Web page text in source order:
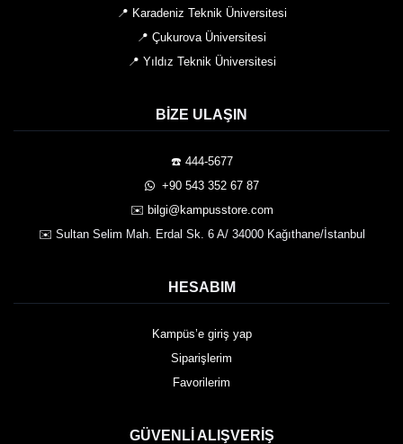
📍 Karadeniz Teknik Üniversitesi
📍 Çukurova Üniversitesi
📍 Yıldız Teknik Üniversitesi
BIZE ULAŞIN
☎️ 444-5677
️ +90 543 352 67 87
✉️ bilgi@kampusstore.com
✉️ Sultan Selim Mah. Erdal Sk. 6 A/ 34000 Kağıthane/İstanbul
HESABIM
Kampüs’e giriş yap
Siparişlerim
Favorilerim
GÜVENLI ALIŞVERIŞ